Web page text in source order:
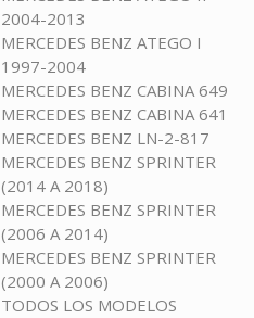
2004-2013
MERCEDES BENZ ATEGO I
1997-2004
MERCEDES BENZ CABINA 649
MERCEDES BENZ CABINA 641
MERCEDES BENZ LN-2-817
MERCEDES BENZ SPRINTER
(2014 A 2018)
MERCEDES BENZ SPRINTER
(2006 A 2014)
MERCEDES BENZ SPRINTER
(2000 A 2006)
TODOS LOS MODELOS